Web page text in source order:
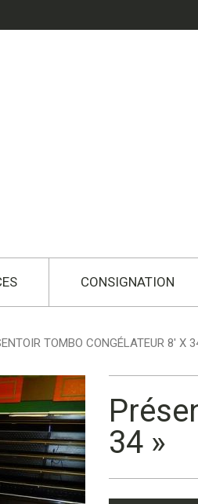
CONSIGNATION
TOMBO CONGÉLATEUR 8′ X
34 »